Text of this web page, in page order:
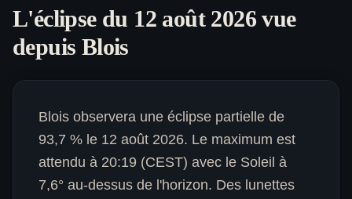
L'éclipse du 12 août 2026 vue
depuis Blois
Blois observera une éclipse partielle de
93,7 % le 12 août 2026. Le maximum est
attendu à 20:19 (CEST) avec le Soleil à
7,6° au-dessus de l'horizon. Des lunettes